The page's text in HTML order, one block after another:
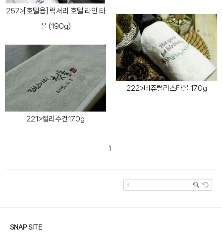
257>[호텔용] 럭셔리 호텔 라인 타
올 (190g)
222>네츄럴리스타올 170g
221>캘리수건170g
1
SNAP SITE